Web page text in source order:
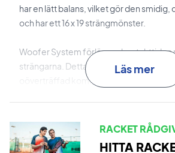
har en lätt balans, vilket gör den smidig,
och har ett 16 x 19 strängmönster.
Woofer System förlänger kontakttiden
strängarna. Detta resulterar i förbättrad
oöverträffad komfort, vilket ger dig
Allround-tennisracket med kraft och
idag!
Läs mer
RACKET
HITTA